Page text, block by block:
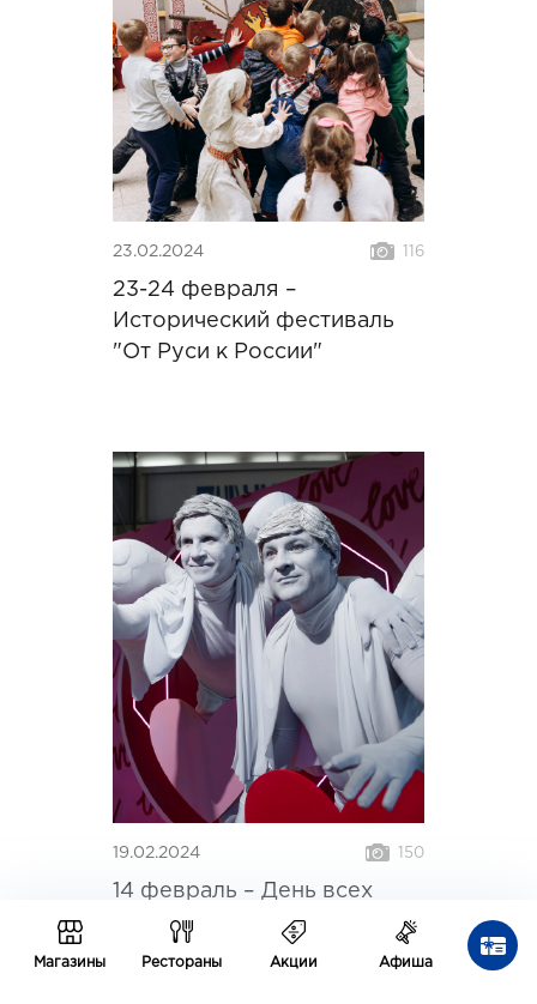
Магазины Рестораны Акции Афиша
23.02.2024 116
23-24 февраля –
Исторический фестиваль
"От Руси к России"
19.02.2024 150
14 февраль – День всех
влюбленных